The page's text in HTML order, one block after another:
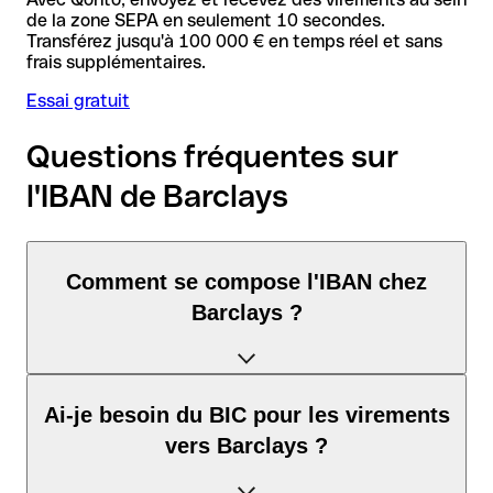
de la zone SEPA en seulement 10 secondes.
Transférez jusqu'à 100 000 € en temps réel et sans
frais supplémentaires.
Essai gratuit
Questions fréquentes sur
l'IBAN de Barclays
Comment se compose l'IBAN chez
Barclays ?
L'IBAN au Royaume-Uni se compose exactement de 22
caractères et comprend trois éléments :
Ai-je besoin du BIC pour les virements
vers Barclays ?